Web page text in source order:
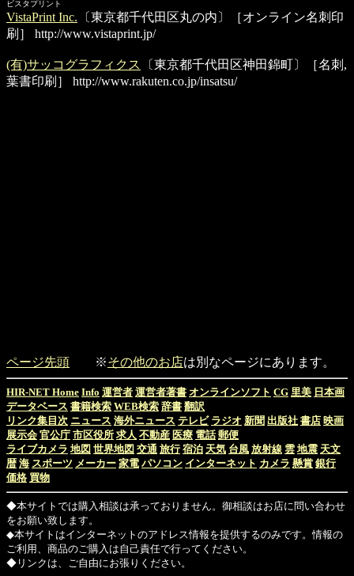
ビスタプリント
VistaPrint Inc.
〔東京都千代田区丸の内〕［オンライン名刺印
刷］
http://www.vistaprint.jp/
(有)サッコグラフィクス
〔東京都千代田区神田錦町〕［名刺,
葉書印刷］
http://www.rakuten.co.jp/insatsu/
ページ先頭 ※その他のお店は別なページにあります。
HIR-NET Home Info 運営者 運営者著書 オンラインソフト CG 里美 日本画
データベース 書籍検索 WEB検索 辞書 翻訳
リンク集目次 ニュース 海外ニュース テレビ ラジオ 新聞 出版社 書店 映画
展示会 官公庁 市区役所 求人 不動産 医療 電話 郵便
ライブカメラ 地図 世界地図 交通 旅行 宿泊 天気 台風 放射線 雲 地震 天文
暦 海 スポーツ メーカー 家電 パソコン インターネット カメラ 懸賞 銀行
価格 買物
◆本サイトでは購入相談は承っておりません。御相談はお店に問い合わせ
をお願い致します。
◆本サイトはインターネットのアドレス情報を提供するのみです。情報の
ご利用、商品のご購入は自己責任で行ってください。
◆リンクは、ご自由にお張りください。